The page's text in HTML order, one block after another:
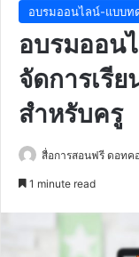
อบรมออนไลน์-แบบท
อบรมออน
จัดการเรี
สำหรับครู
สื่อการสอนฟรี ดอทค
1 minute read